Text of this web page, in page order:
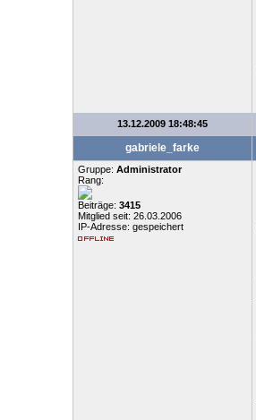
13.12.2009 18:48:45
gabriele_farke
Gruppe: Administrator
Rang:
Beiträge: 3415
Mitglied seit: 26.03.2006
IP-Adresse: gespeichert